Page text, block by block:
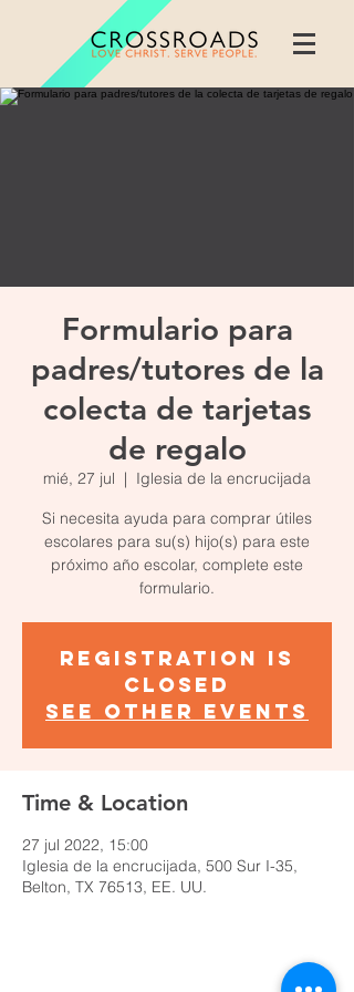
Formulario para
padres/tutores de la
colecta de tarjetas
de regalo
mié, 27 jul
  |
Iglesia de la encrucijada
Si necesita ayuda para comprar útiles
escolares para su(s) hijo(s) para este
próximo año escolar, complete este
formulario.
Registration is
closed
See other events
Time & Location
27 jul 2022, 15:00
Iglesia de la encrucijada, 500 Sur I-35,
Belton, TX 76513, EE. UU.